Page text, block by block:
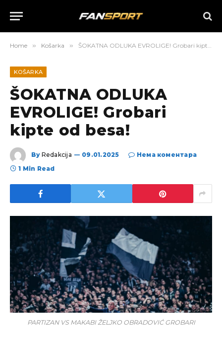
Home » Košarka » ŠOKATNA ODLUKA EVROLIGE! Grobari kipte od besa!
KOŠARKA
ŠOKATNA ODLUKA
EVROLIGE! Grobari
kipte od besa!
By Redakcija 09.01.2025
Нема коментара
1 Min Read
PARTIZAN VS MAKABI ŽELJKO OBRADOVIĆ GROBARI